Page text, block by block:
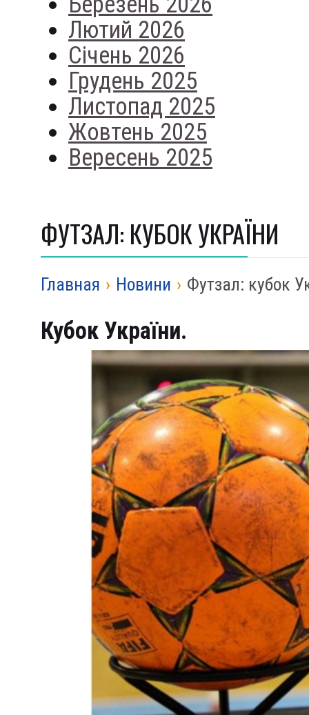
Лютий 2026
Січень 2026
Грудень 2025
Листопад 2025
Жовтень 2025
Вересень 2025
ФУТЗАЛ: КУБОК УКРАЇНИ
Главная › Новини › Футзал: кубок
Кубок України.